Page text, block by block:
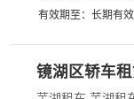
有效期至：长期有效
镜湖区轿车